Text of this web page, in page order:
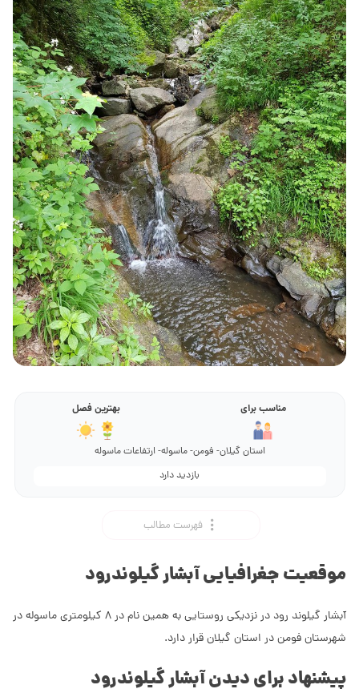
مناسب برای بهترین فصل
استان گیلان- فومن- ماسوله- ارتفاعات ماسوله
بازدید دارد
فهرست مطالب
موقعیت جغرافیایی آبشار گیلوندرود
آبشار گیلوند رود در نزدیکی روستایی به همین نام در 8 کیلومتری ماسوله در
شهرستان فومن در استان گیلان قرار دارد.
پیشنهاد برای دیدن آبشار گیلوندرود